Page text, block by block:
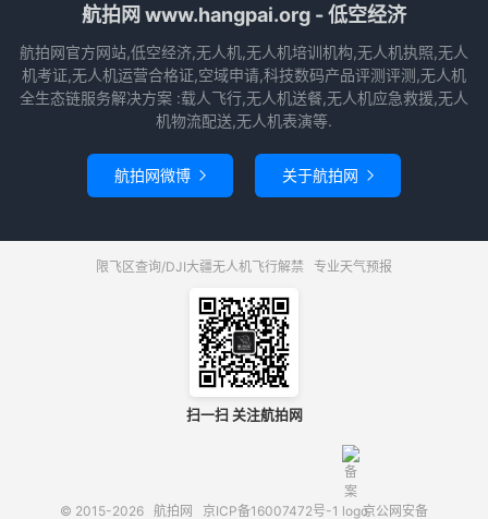
航拍网 www.hangpai.org - 低空经济
航拍网官方网站,低空经济,无人机,无人机培训机构,无人机执照,无人
机考证,无人机运营合格证,空域申请,科技数码产品评测评测,无人机
全生态链服务解决方案 :载人飞行,无人机送餐,无人机应急救援,无人
机物流配送,无人机表演等.
航拍网微博  关于航拍网 
限飞区查询/DJI大疆无人机飞行解禁 专业天气预报
扫一扫 关注航拍网
© 2015-2026 航拍网 京ICP备16007472号-1 京公网安备